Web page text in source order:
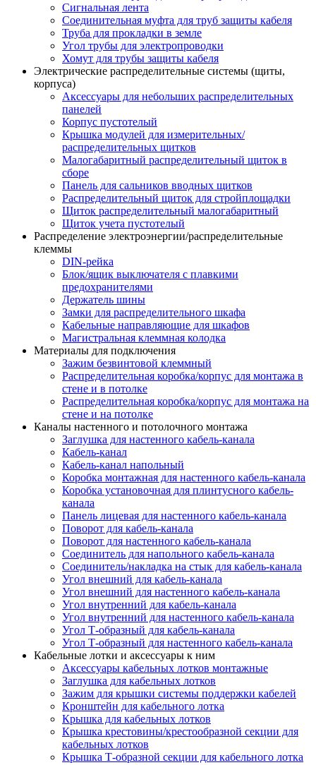
Сигнальная лента
Соединительная муфта для труб защиты кабеля
Труба для прокладки в земле
Угол трубы для электропроводки
Хомут для трубы защиты кабеля
Электрические распределительные системы (щиты,
корпуса)
Аксессуары для небольших распределительных
панелей
Корпус пустотелый
Крышка модулей для измерительных/
распределительных щитков
Малогабаритный распределительный щиток в
сборе
Панель для сальников вводных щитков
Распределительный щиток для стройплощадки
Щиток распределительный малогабаритный
Щиток учета пустотелый
Распределение электроэнергии/распределительные
клеммы
DIN-рейка
Блок/ящик выключателя с плавкими
предохранителями
Держатель шины
Замки для распределительного шкафа
Кабельные направляющие для шкафов
Магистральная клеммная колодка
Материалы для подключения
Зажим безвинтовой клеммный
Распределительная коробка/корпус для монтажа в
стене и в потолке
Распределительная коробка/корпус для монтажа на
стене и на потолке
Каналы настенного и потолочного монтажа
Заглушка для настенного кабель-канала
Кабель-канал
Кабель-канал напольный
Коробка монтажная для настенного кабель-канала
Коробка установочная для плинтусного кабель-
канала
Панель лицевая для настенного кабель-канала
Поворот для кабель-канала
Поворот для настенного кабель-канала
Соединитель для напольного кабель-канала
Соединитель/накладка на стык для кабель-канала
Угол внешний для кабель-канала
Угол внешний для настенного кабель-канала
Угол внутренний для кабель-канала
Угол внутренний для настенного кабель-канала
Угол Т-образный для кабель-канала
Угол Т-образный для настенного кабель-канала
Кабельные лотки и аксессуары к ним
Аксессуары кабельных лотков монтажные
Заглушка для кабельных лотков
Зажим для крышки системы поддержки кабелей
Кронштейн для кабельного лотка
Крышка для кабельных лотков
Крышка крестовины/крестообразной секции для
кабельных лотков
Крышка Т-образной секции для кабельного лотка